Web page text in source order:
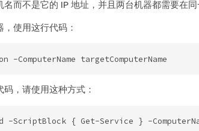
而不是它的 IP 地址，并且两台机器都需要在同
使用这行代码：
，请使用这种方式：